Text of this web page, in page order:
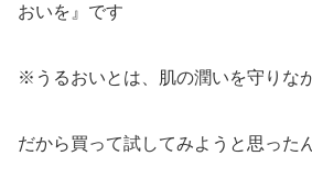
おいを』です
※うるおいとは、肌の潤いを守りな
だから買って試してみようと思った